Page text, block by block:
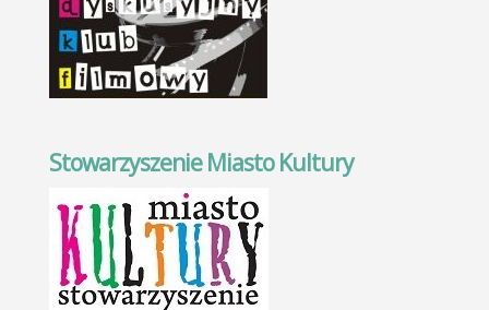
Stowarzyszenie Miasto Kultury